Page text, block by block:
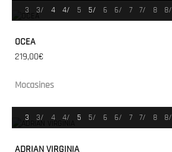
3 3/ 4 4/ 5 5/ 6 6/ 7 7/ 8 8/
OCEA
219,00€
Mocasines
3 3/ 4 4/ 5 5/ 6 6/ 7 7/ 8 8/
ADRIAN VIRGINIA